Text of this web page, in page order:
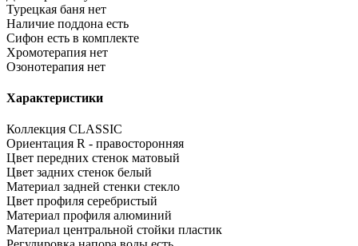
Турецкая баня нет
Наличие поддона есть
Сифон есть в комплекте
Хромотерапия нет
Озонотерапия нет
Характеристики
Коллекция CLASSIC
Ориентация R - правосторонняя
Цвет передних стенок матовый
Цвет задних стенок белый
Материал задней стенки стекло
Цвет профиля серебристый
Материал профиля алюминий
Материал центральной стойки пластик